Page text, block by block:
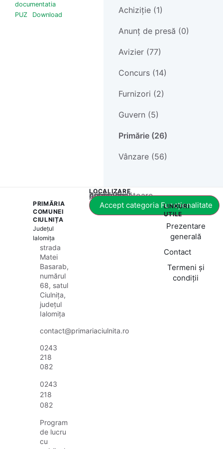
documentatia
PUZ
Download Achiziție (1)
Anunț de presă (0)
Avizier (77)
Concurs (14)
Furnizori (2)
Guvern (5)
Primărie (26)
Vânzare (56)
PRIMĂRIA
COMUNEI
CIULNIȚA
Județul
Ialomița
strada
Matei
Basarab,
numărul
68, satul
Ciulnița,
județul
Ialomița
contact@primariaciulnita.ro
0243
218
082
0243
218
082
Program
de lucru
cu
LOCALIZARE
Acest conținut este blocat până când acceptați categoria corespunzătoare de cookie-uri.
Accept categoria Funcționalitate
LINKURI
UTILE
Prezentare
generală
Contact
Termeni și
condiții